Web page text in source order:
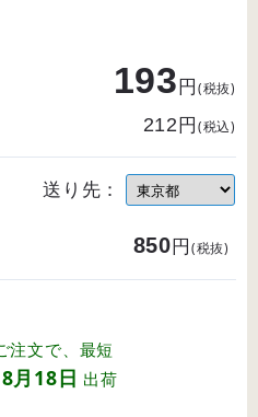
193円(税抜)
212円(税込)
送り先：
850円(税抜)
注文で、最短
8月18日 出荷